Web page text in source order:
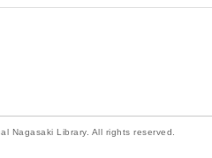
Nagasaki Library. All rights reserved.